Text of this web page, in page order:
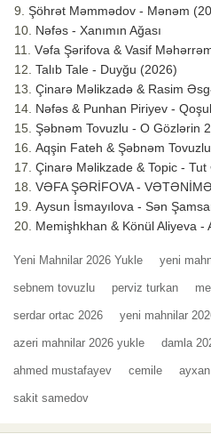
Şöhrət Məmmədov - Mənəm
Nəfəs - Xanımın Ağası
Vəfa Şərifova & Vasif
Talıb Tale - Duyğu (2026)
Çinarə Məlikzadə & Rasim
Nəfəs & Punhan Piriyev -
Şəbnəm Tovuzlu - O Gözlərin
Aqşin Fateh & Şəbnəm
Çinarə Məlikzade & Topic -
VƏFA ŞƏRİFOVA -
Aysun İsmayılova - Sən
Memişhkhan & Könül Aliyeva -
Yeni Mahnilar 2026 Yukle yeni
sebnem tovuzlu perviz turkan
serdar ortac 2026 yeni mahnilar
azeri mahnilar 2026 yukle damla
ahmed mustafayev cemile
sakit samedov